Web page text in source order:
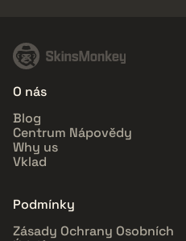
O nás
Blog
Centrum Nápovědy
Why us
Vklad
Podmínky
Zásady Ochrany Osobních